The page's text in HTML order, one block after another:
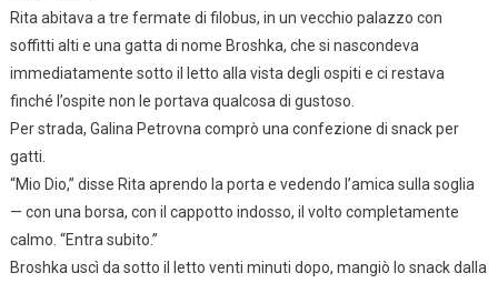
Rita abitava a tre fermate di filobus, in un vecchio palazzo con
soffitti alti e una gatta di nome Broshka, che si nascondeva
immediatamente sotto il letto alla vista degli ospiti e ci restava
finché l’ospite non le portava qualcosa di gustoso.
Per strada, Galina Petrovna comprò una confezione di snack per
gatti.
“Mio Dio,” disse Rita aprendo la porta e vedendo l’amica sulla soglia
— con una borsa, con il cappotto indosso, il volto completamente
calmo. “Entra subito.”
Broshka uscì da sotto il letto venti minuti dopo, mangiò lo snack dalla